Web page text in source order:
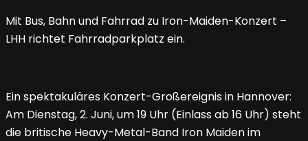
Mit Bus, Bahn und Fahrrad zu Iron-Maiden-Konzert –
LHH richtet Fahrradparkplatz ein.
Ein spektakuläres Konzert-Großereignis in Hannover:
Am Dienstag, 2. Juni, um 19 Uhr (Einlass ab 16 Uhr) steht
die britische Heavy-Metal-Band Iron Maiden im